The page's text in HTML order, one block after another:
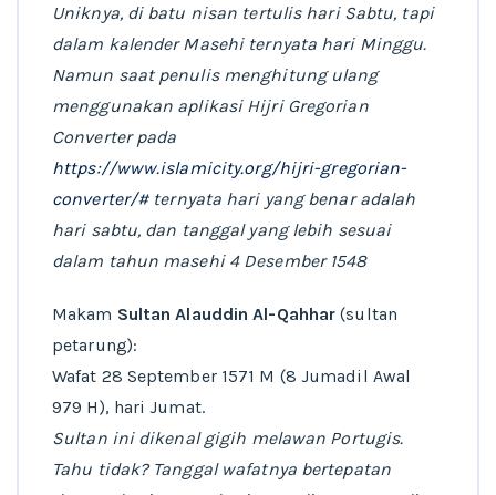
Uniknya, di batu nisan tertulis hari Sabtu, tapi
dalam kalender Masehi ternyata hari Minggu.
Namun saat penulis menghitung ulang
menggunakan aplikasi Hijri Gregorian
Converter pada
https://www.islamicity.org/hijri-gregorian-
converter/#ternyata hari yang benar adalah
hari sabtu, dan tanggal yang lebih sesuai
dalam tahun masehi 4 Desember 1548
Makam Sultan Alauddin Al-Qahhar (sultan
petarung):
Wafat 28 September 1571 M (8 Jumadil Awal
979 H), hari Jumat.
Sultan ini dikenal gigih melawan Portugis.
Tahu tidak? Tanggal wafatnya bertepatan